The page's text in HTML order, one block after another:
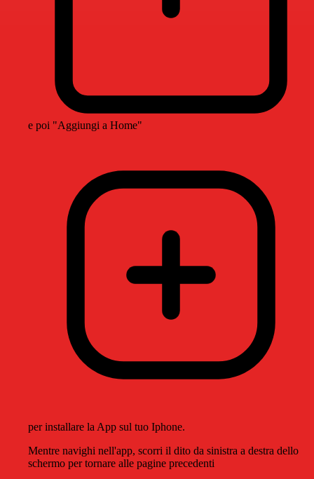
e poi "Aggiungi a Home"
per installare la App sul tuo Iphone.
Mentre navighi nell'app, scorri il dito da sinistra a destra dello
schermo per tornare alle pagine precedenti